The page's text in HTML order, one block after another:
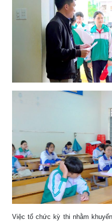
Việc tổ chức kỳ thi nhằm